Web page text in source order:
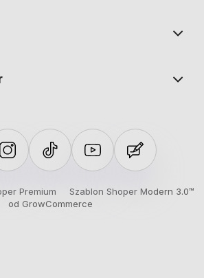
Premium
Szablon Shoper Modern 3.0™
od GrowCommerce